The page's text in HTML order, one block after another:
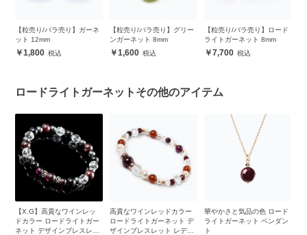
【粒売り/バラ売り】ガーネ
ット 12mm
1,800
【粒売り/バラ売り】グリー
ンガーネット 8mm
1,600
【粒売り/バラ売り】ロード
ライトガーネット 8mm
7,700
ロードライトガーネットその他のアイテム
【X.G】高貴なワインレッ
ドカラー ロードライトガー
ネット デザインブレスレッ
高貴なワインレッドカラー
ロードライトガーネット デ
ザインブレスレット レディ
華やかさと気品の色 ロード
ライトガーネット ペンダン
ト